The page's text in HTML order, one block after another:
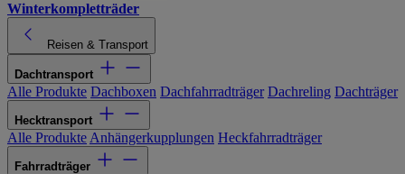
Winterkompletträder
Reisen & Transport
Dachtransport
Alle Produkte Dachboxen Dachfahrradträger Dachreling Dachträger
Hecktransport
Alle Produkte Anhängerkupplungen Heckfahrradträger
Fahrradträger